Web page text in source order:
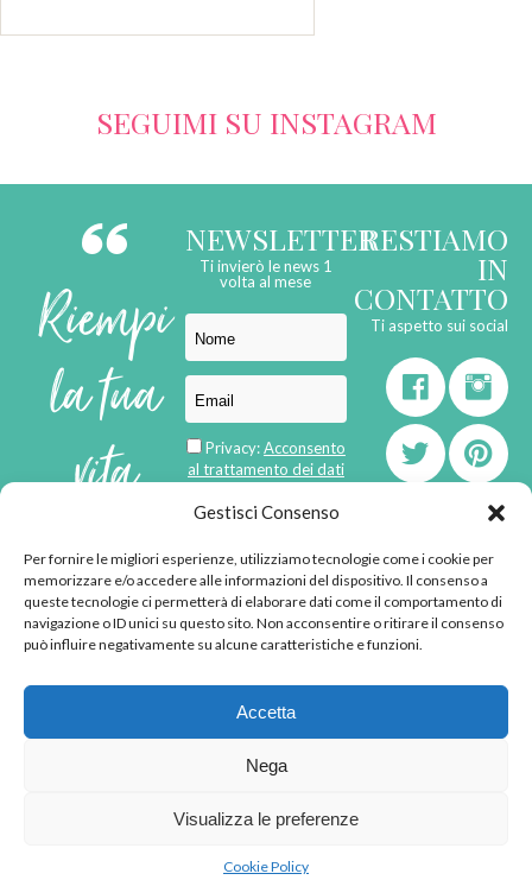
Gestisci Consenso
Per fornire le migliori esperienze, utilizziamo tecnologie come i cookie per
memorizzare e/o accedere alle informazioni del dispositivo. Il consenso a
queste tecnologie ci permetterà di elaborare dati come il comportamento di
navigazione o ID unici su questo sito. Non acconsentire o ritirare il consenso
può influire negativamente su alcune caratteristiche e funzioni.
Accetta
Nega
Visualizza le preferenze
Cookie Policy
SEGUIMI SU INSTAGRAM
Riempi
la tua
vita
di
emozioni
P.IVA 02592570036 -
NEWSLETTER
Ti invierò le news 1
volta al mese
Privacy:Acconsento
al trattamento dei dati
RESTIAMO
IN
CONTATTO
Ti aspetto sui social
born inMaMaStudiOs